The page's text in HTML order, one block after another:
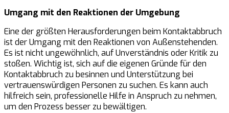
Umgang mit den Reaktionen der Umgebung
Eine der größten Herausforderungen beim Kontaktabbruch
ist der Umgang mit den Reaktionen von Außenstehenden.
Es ist nicht ungewöhnlich, auf Unverständnis oder Kritik zu
stoßen. Wichtig ist, sich auf die eigenen Gründe für den
Kontaktabbruch zu besinnen und Unterstützung bei
vertrauenswürdigen Personen zu suchen. Es kann auch
hilfreich sein, professionelle Hilfe in Anspruch zu nehmen,
um den Prozess besser zu bewältigen.